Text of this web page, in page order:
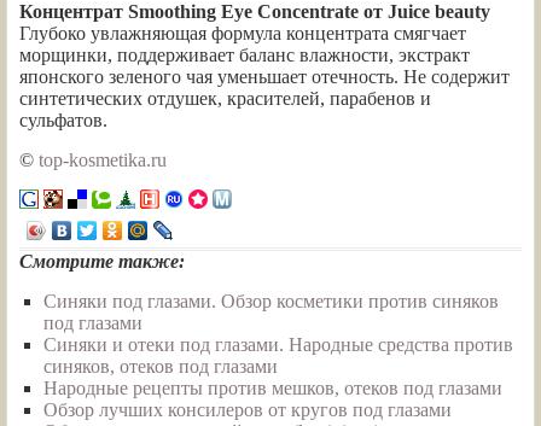
Концентрат Smoothing Eye Concentrate от Juice beauty
Глубоко увлажняющая формула концентрата смягчает
морщинки, поддерживает баланс влажности, экстракт
японского зеленого чая уменьшает отечность. Не содержит
синтетических отдушек, красителей, парабенов и
сульфатов.
© top-kosmetika.ru
Смотрите также:
Синяки под глазами. Обзор косметики против синяков
под глазами
Синяки и отеки под глазами. Народные средства против
синяков, отеков под глазами
Народные рецепты против мешков, отеков под глазами
Обзор лучших консилеров от кругов под глазами